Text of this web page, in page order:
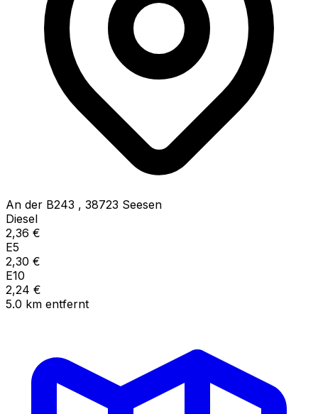
An der B243 , 38723 Seesen
Diesel
2,36 €
E5
2,30 €
E10
2,24 €
5.0 km entfernt